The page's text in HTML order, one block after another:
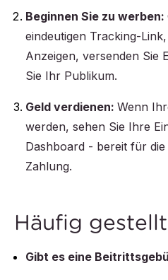
Beginnen Sie zu werben:
eindeutigen Tracking-
Anzeigen, versenden Sie
Sie Ihr Publikum.
Geld verdienen: Wenn
werden, sehen Sie Ihre
Dashboard - bereit für
Zahlung.
Häufig
Gibt es eine